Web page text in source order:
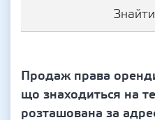
Продаж права
що знаходиться на
розташована за